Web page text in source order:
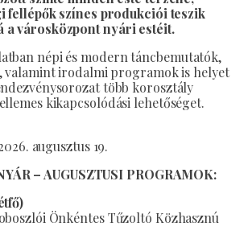
fellépők színes produkciói teszik
a városközpont nyári estéit.
népi és modern táncbemutatók,
valamint irodalmi programok is helyet
több korosztály
kikapcsolódási lehetőséget.
augusztus 19.
– AUGUSZTUSI PROGRAMOK:
Önkéntes Tűzoltó Közhasznú